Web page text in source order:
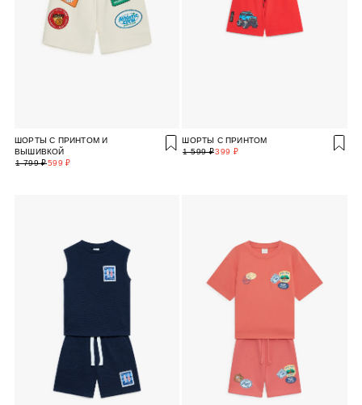
ШОРТЫ С ПРИНТОМ И
ВЫШИВКОЙ
599 ₽
1 799 ₽
ШОРТЫ С ПРИНТОМ
399 ₽
1 599 ₽